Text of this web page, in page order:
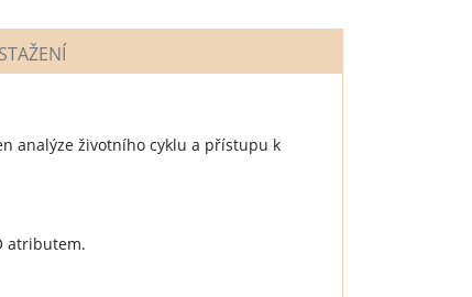
analýze životního cyklu a přístupu k
atributem.